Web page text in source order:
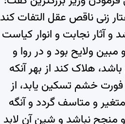
زنی ناقص عقل التفات کند
و آثار نجابت و انوار کیاست
ولایح بود و در روا و
هلاک کند از بهر آنکه
خشم تسکین یابد، از
و متاسف گردد و آنگه
نباشد و شین آن لابد